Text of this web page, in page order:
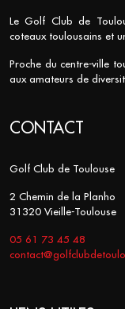
Le Golf Club de
coteaux toulousains et
Proche du centre-ville
aux amateurs de
CONTACT
Golf Club de Toulouse
2 Chemin de la Planho
31320 Vieille-Toulouse
05 61 73 45 48